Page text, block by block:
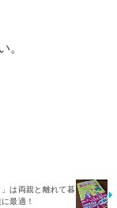
。
」は両親と離れて暮
最適！